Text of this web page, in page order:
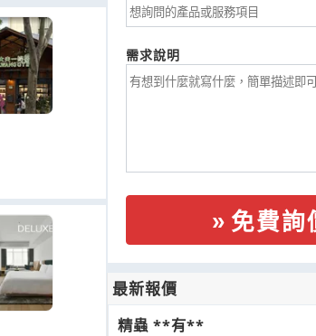
需求說明
免費詢
最新報價
精蟲 **有**